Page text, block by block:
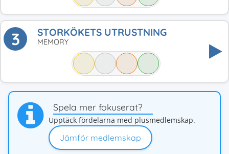
3 STORKÖKETS UTRUSTNING
MEMORY
Spela mer fokuserat?
Upptäck fördelarna med plusmedlemskap.
Jämför medlemskap